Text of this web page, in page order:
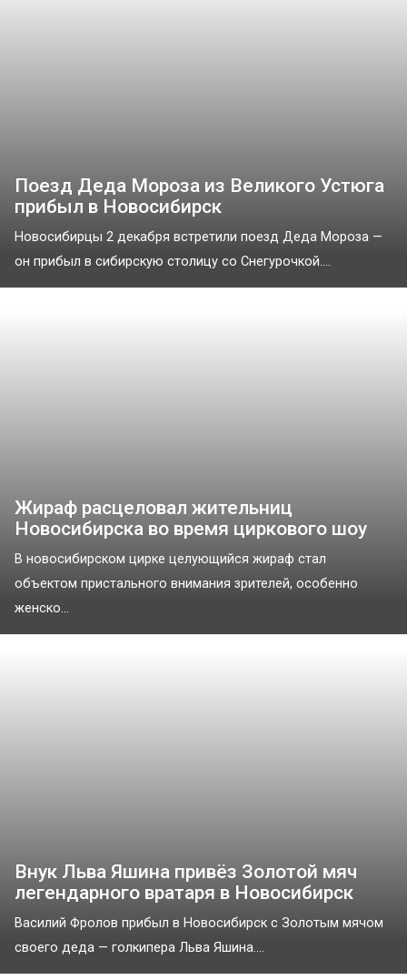
Поезд Деда Мороза из Великого Устюга
прибыл в Новосибирск
Новосибирцы 2 декабря встретили поезд Деда Мороза —
он прибыл в сибирскую столицу со Снегурочкой....
Жираф расцеловал жительниц
Новосибирска во время циркового шоу
В новосибирском цирке целующийся жираф стал
объектом пристального внимания зрителей, особенно
женско...
Внук Льва Яшина привёз Золотой мяч
легендарного вратаря в Новосибирск
Василий Фролов прибыл в Новосибирск с Золотым мячом
своего деда — голкипера Льва Яшина....